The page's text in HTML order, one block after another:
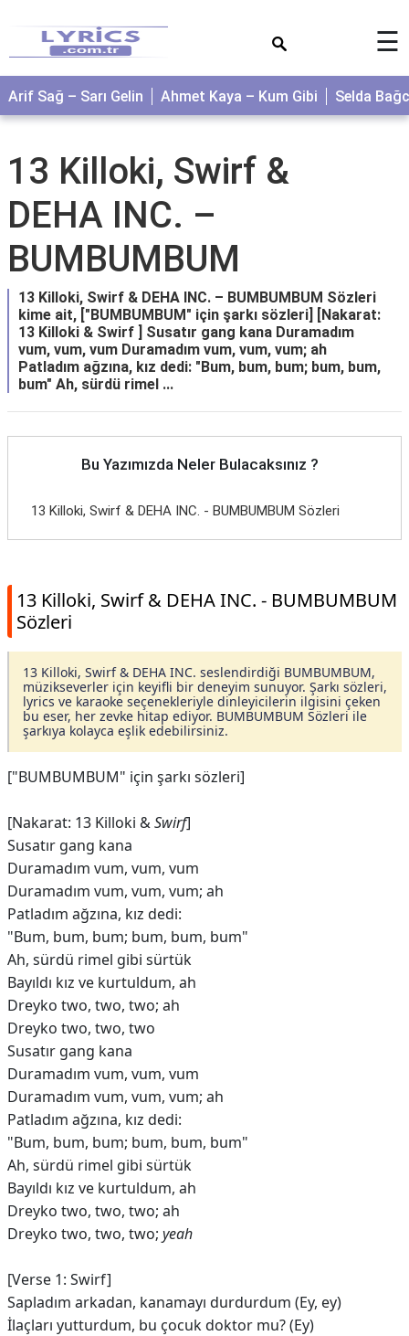
☰
Arif Sağ – Sarı Gelin Ahmet Kaya – Kum Gibi Selda
13 Killoki, Swirf &
DEHA INC. –
BUMBUMBUM
13 Killoki, Swirf & DEHA INC. – BUMBUMBUM Sözleri
kime ait, ["BUMBUMBUM" için şarkı sözleri] [Nakarat:
13 Killoki & Swirf ] Susatır gang kana Duramadım
vum, vum, vum Duramadım vum, vum, vum; ah
Patladım ağzına, kız dedi: "Bum, bum, bum; bum, bum,
bum" Ah, sürdü rimel ...
Bu Yazımızda Neler Bulacaksınız ?
13 Killoki, Swirf & DEHA INC. - BUMBUMBUM Sözleri
13 Killoki, Swirf & DEHA INC. - BUMBUMBUM
Sözleri
13 Killoki, Swirf & DEHA INC. seslendirdiği BUMBUMBUM,
müzikseverler için keyifli bir deneyim sunuyor. Şarkı sözleri,
lyrics ve karaoke seçenekleriyle dinleyicilerin ilgisini çeken
bu eser, her zevke hitap ediyor. BUMBUMBUM Sözleri ile
şarkıya kolayca eşlik edebilirsiniz.
["BUMBUMBUM" için şarkı sözleri]
[Nakarat: 13 Killoki &Swirf]
Susatır gang kana
Duramadım vum, vum, vum
Duramadım vum, vum, vum; ah
Patladım ağzına, kız dedi:
"Bum, bum, bum; bum, bum, bum"
Ah, sürdü rimel gibi sürtük
Bayıldı kız ve kurtuldum, ah
Dreyko two, two, two; ah
Dreyko two, two, two
Susatır gang kana
Duramadım vum, vum, vum
Duramadım vum, vum, vum; ah
Patladım ağzına, kız dedi:
"Bum, bum, bum; bum, bum, bum"
Ah, sürdü rimel gibi sürtük
Bayıldı kız ve kurtuldum, ah
Dreyko two, two, two; ah
Dreyko two, two, two; yeah
[Verse 1: Swirf]
Sapladım arkadan, kanamayı durdurdum (Ey, ey)
İlaçları yutturdum, bu çocuk doktor mu? (Ey)